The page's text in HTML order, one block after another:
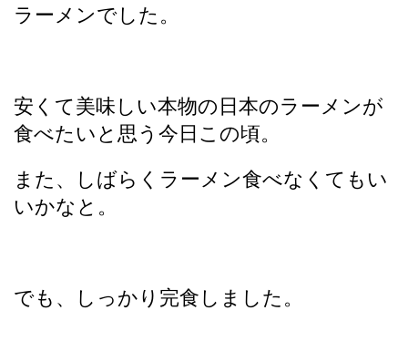
ラーメンでした。
安くて美味しい本物の日本のラーメンが
食べたいと思う今日この頃。
また、しばらくラーメン食べなくてもい
いかなと。
でも、しっかり完食しました。